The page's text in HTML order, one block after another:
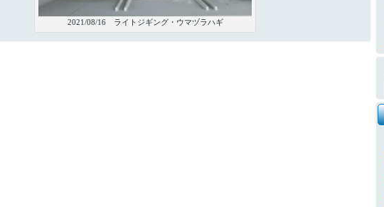
2021/08/16 ライトジギング・ウマヅラハギ